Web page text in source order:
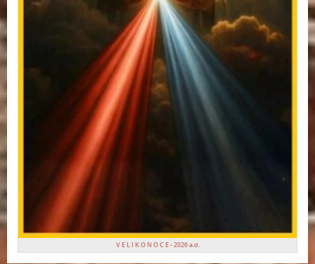
V E L I K O N O C E - 2026 a.d.